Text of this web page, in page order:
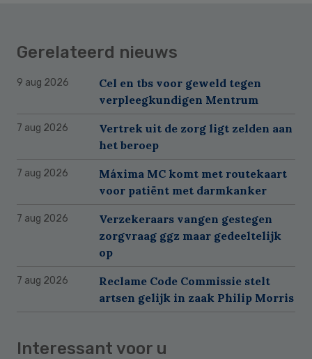
Gerelateerd nieuws
9 aug 2026
Cel en tbs voor geweld tegen
verpleegkundigen Mentrum
7 aug 2026
Vertrek uit de zorg ligt zelden aan
het beroep
7 aug 2026
Máxima MC komt met routekaart
voor patiënt met darmkanker
7 aug 2026
Verzekeraars vangen gestegen
zorgvraag ggz maar gedeeltelijk
op
7 aug 2026
Reclame Code Commissie stelt
artsen gelijk in zaak Philip Morris
Interessant voor u